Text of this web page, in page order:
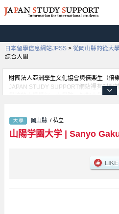
日本留學信息網站JPSS > 從岡山縣的從大
综合人間
財團法人亞洲學生文化協會與倍楽生（倍
JAPAN STUDY SUPPORT網站裡有刊載
學校的大學學部、大學院、短期大學、專
設施介紹、聯絡方式等對外國留學生是必
利用此網站。
岡山縣 / 私立
山陽学園大学| Sanyo